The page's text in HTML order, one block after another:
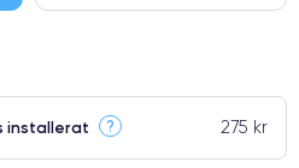
installerat ? 275 kr